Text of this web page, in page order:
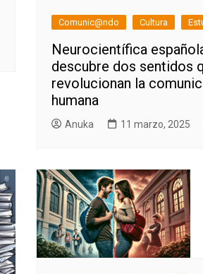
Comunic@ndo Cultura
Neurocientífica
descubre dos sentidos
revolucionan la
humana
Anuka 11 marzo, 2025